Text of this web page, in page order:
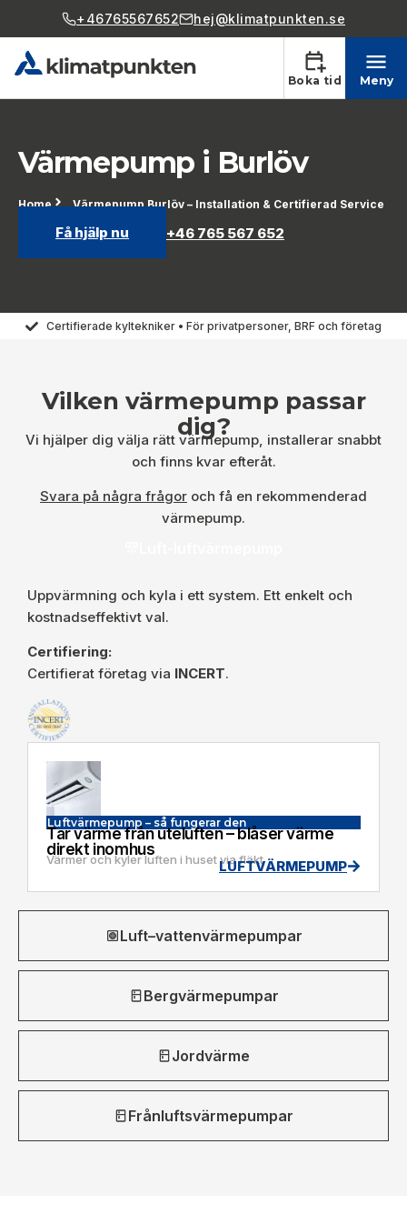
+46765567652 hej@klimatpunkten.se
Boka tid Meny
Värmepump i Burlöv
Home Värmepump Burlöv – Installation & Certifierad Service
Få hjälp nu +46 765 567 652
Certifierade kyltekniker • För privatpersoner, BRF och företag
Vilken värmepump passar
dig?
Vi hjälper dig välja rätt värmepump, installerar snabbt
och finns kvar efteråt.
Svara på några frågor och få en rekommenderad
värmepump.
Luft–vattenvärmepumpar
Bergvärmepumpar
Jordvärme
Frånluftsvärmepumpar
Uppvärmning och kyla i ett system. Ett enkelt och
kostnadseffektivt val.
Certifiering:
Certifierat företag via INCERT.
Luftvärmepump – så fungerar den
Tar värme från uteluften – blåser värme
direkt inomhus
Värmer och kyler luften i huset via fläktLUFTVÄRMEPUMP